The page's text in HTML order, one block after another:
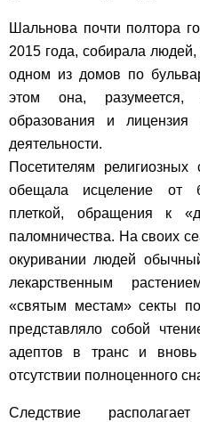
Шальнова почти полтора
2015 года, собирала
одном из домов по
этом она, разумеется,
образования и
деятельности.
Посетителям
обещала исцеление от
плеткой, обращения к
паломничества. На своих
окуривании людей
лекарственным
«святым местам» секты
представляло собой
адептов в транс и
отсутствии полноценного
Следствие